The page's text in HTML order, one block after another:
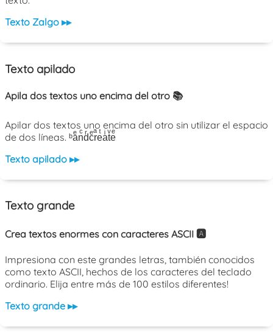
Texto Zalgo ▸▸
Texto apilado
Apila dos textos uno encima del otro 📚
Apilar dos textos uno encima del otro sin utilizar el espacio
de dos líneas. ᵇaͤnͨdͬcͤrͣeͭaͥtͮeͤ
Texto apilado ▸▸
Texto grande
Crea textos enormes con caracteres ASCII 🅰️
Impresiona con este grandes letras, también conocidos
como texto ASCII, hechos de los caracteres del teclado
ordinario. Elija entre más de 100 estilos diferentes!
Texto grande ▸▸